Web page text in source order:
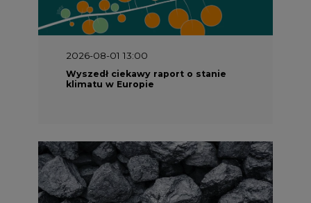
2026-08-01 13:00
Wyszedł ciekawy raport o stanie
klimatu w Europie